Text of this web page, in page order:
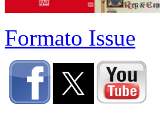
Formato Issue